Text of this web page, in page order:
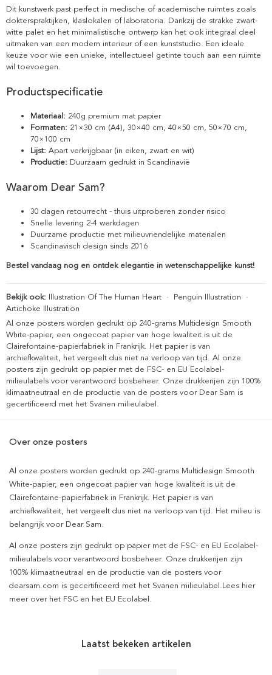
Dit kunstwerk past perfect in medische of academische ruimtes zoals
dokterspraktijken, klaslokalen of laboratoria. Dankzij de strakke zwart-
witte palet en het minimalistische ontwerp kan het ook integraal deel
uitmaken van een modern interieur of een kunststudio. Een ideale
keuze voor wie een unieke, intellectueel getinte touch aan een ruimte
wil toevoegen.
Productspecificatie
Materiaal: 240g premium mat papier
Formaten: 21×30 cm (A4), 30×40 cm, 40×50 cm, 50×70 cm,
70×100 cm
Lijst: Apart verkrijgbaar (in eiken, zwart en wit)
Productie: Duurzaam gedrukt in Scandinavië
Waarom Dear Sam?
30 dagen retourrecht - thuis uitproberen zonder risico
Snelle levering 2-4 werkdagen
Duurzame productie met milieuvriendelijke materialen
Scandinavisch design sinds 2016
Bestel vandaag nog en ontdek elegantie in wetenschappelijke kunst!
Bekijk ook: Illustration Of The Human Heart · Penguin Illustration ·
Artichoke Illustration
Al onze posters worden gedrukt op 240-grams Multidesign Smooth
White-papier, een ongecoat papier van hoge kwaliteit is uit de
Clairefontaine-papierfabriek in Frankrijk. Het papier is van
archiefkwaliteit, het vergeelt dus niet na verloop van tijd. Al onze
posters zijn gedrukt op papier met de FSC- en EU Ecolabel-
milieulabels voor verantwoord bosbeheer. Onze drukkerijen zijn 100%
klimaatneutraal en de productie van de posters voor Dear Sam is
gecertificeerd met het Svanen milieulabel.
Over onze posters
Al onze posters worden gedrukt op 240-grams Multidesign Smooth
White-papier, een ongecoat papier van hoge kwaliteit is uit de
Clairefontaine-papierfabriek in Frankrijk. Het papier is van
archiefkwaliteit, het vergeelt dus niet na verloop van tijd. Het milieu is
belangrijk voor Dear Sam.
Al onze posters zijn gedrukt op papier met de FSC- en EU Ecolabel-
milieulabels voor verantwoord bosbeheer. Onze drukkerijen zijn
100% klimaatneutraal en de productie van de posters voor
dearsam.com is gecertificeerd met het Svanen milieulabel.Lees hier
meer over het FSC en het EU Ecolabel.
Laatst bekeken artikelen